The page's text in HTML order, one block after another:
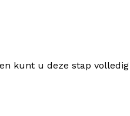
kunt u deze stap volledig